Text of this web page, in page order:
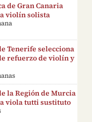
de Gran Canaria
violín solista
Tenerife selecciona
refuerzo de violín y
la Región de Murcia
viola tutti sustituto